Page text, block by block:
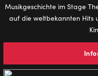
Musikgeschichte im Stage
auf die weltbekannten Hits